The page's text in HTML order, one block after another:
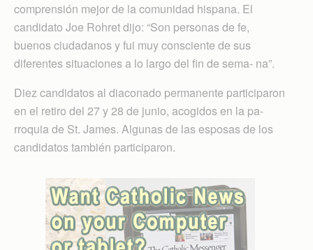
comprensión mejor de la comunidad hispana. El
candidato Joe Rohret dijo: “Son personas de fe,
buenos ciudadanos y fui muy consciente de sus
diferentes situaciones a lo largo del fin de sema- na”.
Diez candidatos al diaconado permanente participaron
en el retiro del 27 y 28 de junio, acogidos en la pa-
rroquia de St. James. Algunas de las esposas de los
candidatos también participaron.